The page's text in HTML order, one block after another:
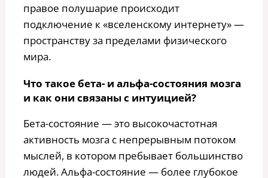
правое полушарие происходит
подключение к «вселенскому интернету» —
пространству за пределами физического
мира.
Что такое бета- и альфа-состояния мозга
и как они связаны с интуицией?
Бета-состояние — это высокочастотная
активность мозга с непрерывным потоком
мыслей, в котором пребывает большинство
людей. Альфа-состояние — более глубокое